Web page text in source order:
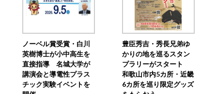
ノーベル賞受賞・白川
英樹博士が小中高生を
直接指導 名城大学が
講演会と導電性プラス
チック実験イベントを
豊臣秀吉・秀長兄弟ゆ
かりの地を巡るスタン
プラリーがスタート
和歌山市内5カ所・近畿
6カ所を巡り限定グッズ